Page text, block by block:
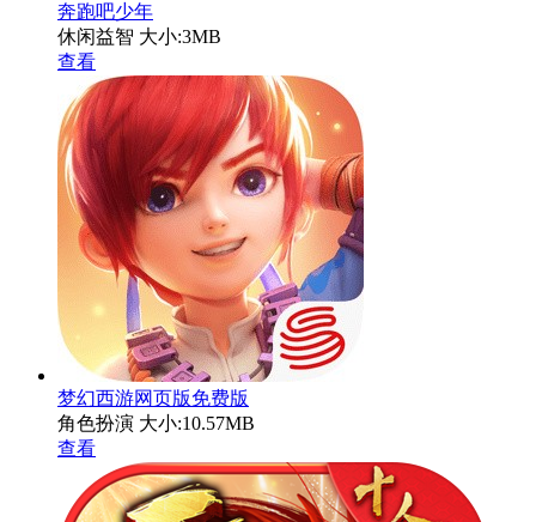
奔跑吧少年
休闲益智 大小:3MB
查看
梦幻西游网页版免费版
角色扮演 大小:10.57MB
查看